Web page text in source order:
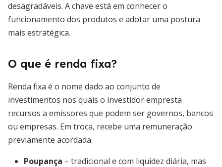
desagradáveis. A chave está em conhecer o
funcionamento dos produtos e adotar uma postura
mais estratégica.
O que é renda fixa?
Renda fixa é o nome dado ao conjunto de
investimentos nos quais o investidor empresta
recursos a emissores que podem ser governos, bancos
ou empresas. Em troca, recebe uma remuneração
previamente acordada.
Poupança – tradicional e com liquidez diária, mas